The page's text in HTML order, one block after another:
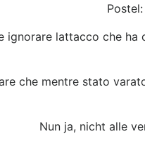
ignorare lattacco che
che mentre stato
Nun ja, nicht alle